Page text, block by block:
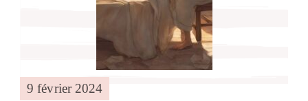
9 février 2024